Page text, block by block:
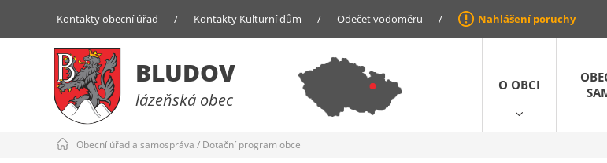
Kontakty obecní úřad / Kontakty Kulturní dům / Odečet vodoměru / Nahlášení poruchy
BLUDOV
lázeňská obec
O OBCI
Obecní úřad a samospráva / Dotační program obce